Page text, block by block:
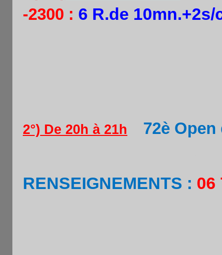
-2300 : 6 R.de 10mn.+2s/
2°) De 20h à 21h 72è
RENSEIGNEMENTS : 06